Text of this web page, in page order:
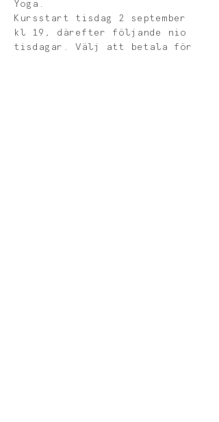
Yoga.
Kursstart tisdag 2 september
kl 19, därefter följande nio
tisdagar. Välj att betala för